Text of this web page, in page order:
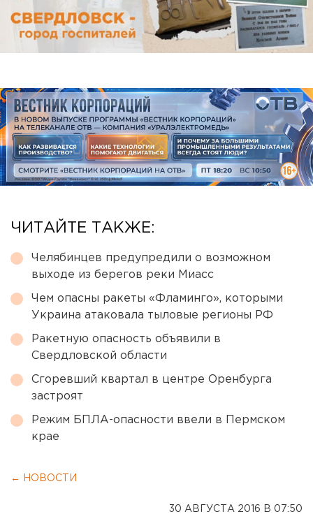
ЧИТАЙТЕ ТАКЖЕ:
Челябинцев предупредили о возможном
выходе из берегов реки Миасс
Чем опасны ракеты «Фламинго», которыми
Украина атаковала тыловые регионы РФ
Ракетную опасность объявили в
Свердловской области
Сгоревший квартал в центре Оренбурга
застроят
Режим БПЛА-опасности ввели в Пермском
крае
← НОВОСТИ
30 АВГУСТА 2016 В 07:50